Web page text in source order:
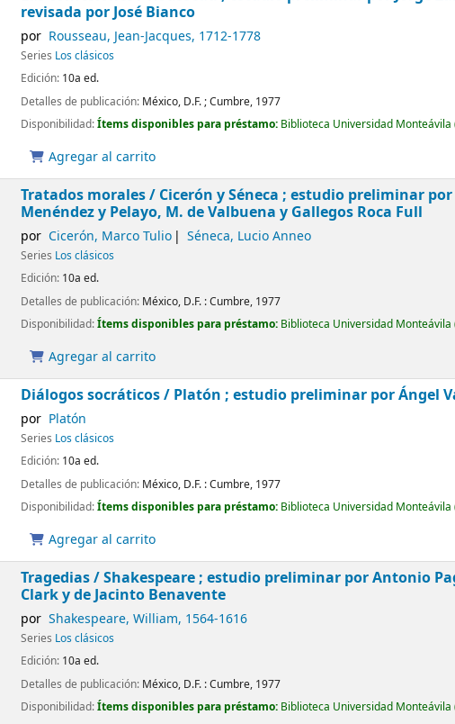
revisada por José Bianco
por Rousseau, Jean-Jacques, 1712-1778
Series Los clásicos
Edición: 10a ed.
Detalles de publicación: México, D.F. ;Cumbre, 1977
Disponibilidad:Ítems disponibles para préstamo: Biblioteca Universidad Monteávila
Agregar al carrito
Tratados morales / Cicerón y Séneca ; estudio preliminar
Menéndez y Pelayo, M. de Valbuena y Gallegos Roca Full
por Cicerón, Marco Tulio Séneca, Lucio Anneo
Series Los clásicos
Edición: 10a ed.
Detalles de publicación: México, D.F. :Cumbre, 1977
Disponibilidad:Ítems disponibles para préstamo: Biblioteca Universidad Monteávila
Agregar al carrito
Diálogos socráticos / Platón ; estudio preliminar por Ángel
por Platón
Series Los clásicos
Edición: 10a ed.
Detalles de publicación: México, D.F. :Cumbre, 1977
Disponibilidad:Ítems disponibles para préstamo: Biblioteca Universidad Monteávila
Agregar al carrito
Tragedias /Shakespeare ; estudio preliminar por Antonio
Clark y de Jacinto Benavente
por Shakespeare, William, 1564-1616
Series Los clásicos
Edición: 10a ed.
Detalles de publicación: México, D.F. :Cumbre, 1977
Disponibilidad:Ítems disponibles para préstamo: Biblioteca Universidad Monteávila